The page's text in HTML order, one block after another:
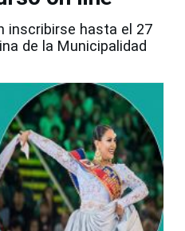
inscribirse hasta el 27
de la Municipalidad